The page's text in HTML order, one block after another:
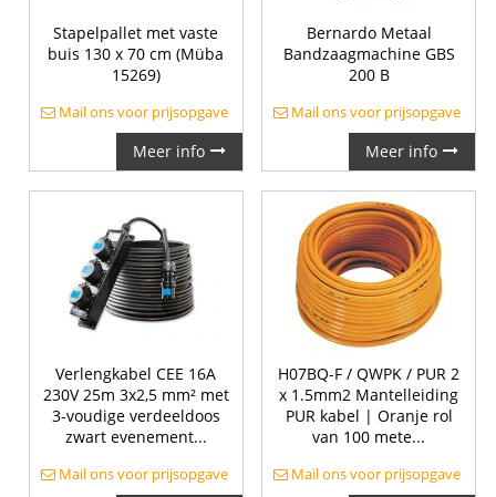
Stapelpallet met vaste
buis 130 x 70 cm (Müba
15269)
Mail ons voor prijsopgave
Meer info
Bernardo Metaal
Bandzaagmachine GBS
200 B
Mail ons voor prijsopgave
Meer info
Verlengkabel CEE 16A
230V 25m 3x2,5 mm² met
3-voudige verdeeldoos
zwart evenement...
Mail ons voor prijsopgave
H07BQ-F / QWPK / PUR 2
x 1.5mm2 Mantelleiding
PUR kabel | Oranje rol
van 100 mete...
Mail ons voor prijsopgave